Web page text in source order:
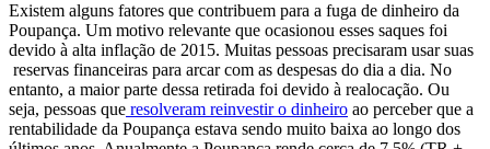
Existem alguns fatores que contribuem para a fuga de dinheiro da
Poupança. Um motivo relevante que ocasionou esses saques foi
devido à alta inflação de 2015. Muitas pessoas precisaram usar suas
reservas financeiras para arcar com as despesas do dia a dia. No
entanto, a maior parte dessa retirada foi devido à realocação. Ou
seja, pessoas que resolveram reinvestir o dinheiro ao perceber que a
rentabilidade da Poupança estava sendo muito baixa ao longo dos